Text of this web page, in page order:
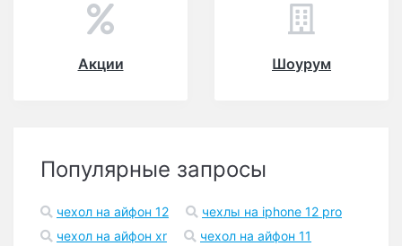
Акции Шоурум
Популярные запросы
чехол на айфон 12
чехлы на iphone 12 pro
чехол на айфон xr
чехол на айфон 11